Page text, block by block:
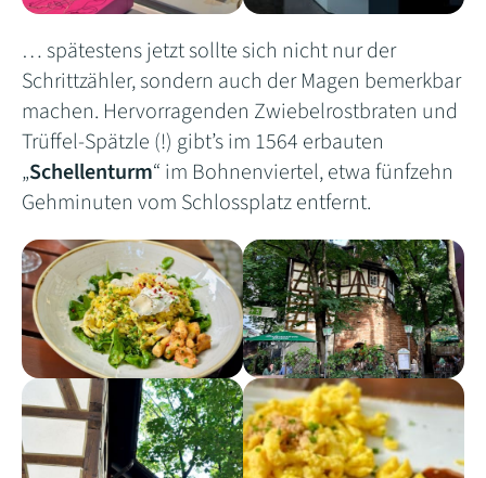
… spätestens jetzt sollte sich nicht nur der
Schrittzähler, sondern auch der Magen bemerkbar
machen. Hervorragenden Zwiebelrostbraten und
Trüffel-Spätzle (!) gibt’s im 1564 erbauten
„Schellenturm“ im Bohnenviertel, etwa fünfzehn
Gehminuten vom Schlossplatz entfernt.